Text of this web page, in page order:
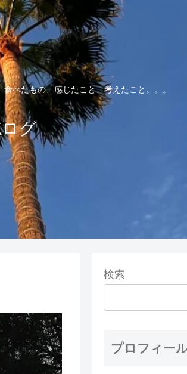
べたもの、感じたこと、考えたこと。。。
グ
検索
プロフィー